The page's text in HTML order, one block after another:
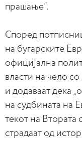
прашање“.
Според
на бугарските
официјална
власти на чело
и додаваат дека
на судбината на
текот на Втората
страдаат од